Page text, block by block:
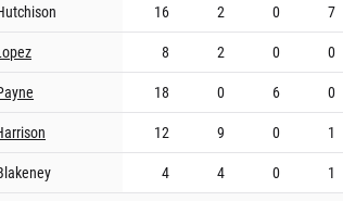
16 2 0 7
8 2 0 0
18 0 6 0
12 9 0 1
4 4 0 1